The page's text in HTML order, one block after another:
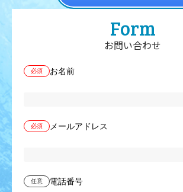
Form
お問い合わせ
必須 お名前
必須 メールアドレス
任意 電話番号